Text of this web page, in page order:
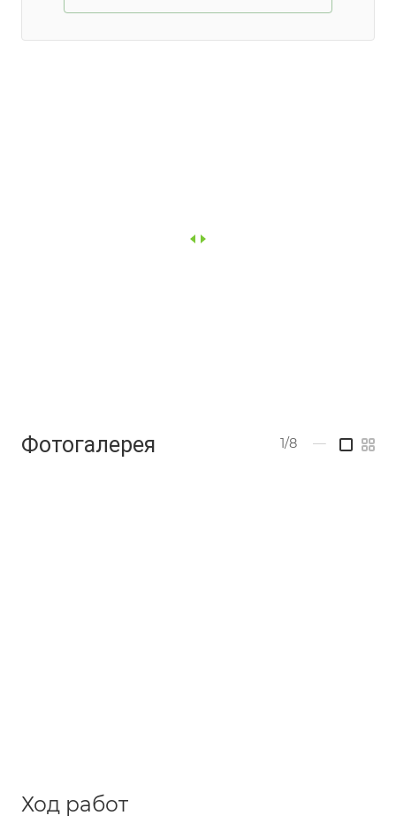
Фотогалерея 1/8 —
Ход работ